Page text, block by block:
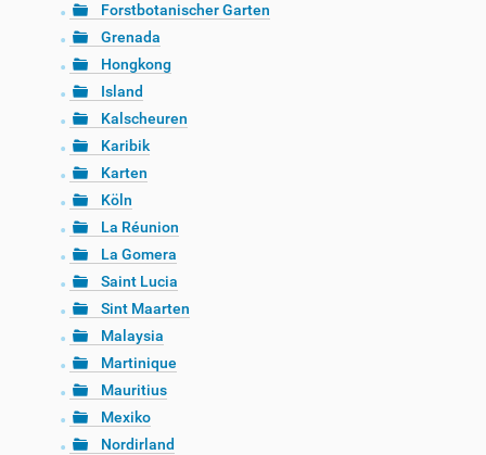
Forstbotanischer Garten
Grenada
Hongkong
Island
Kalscheuren
Karibik
Karten
Köln
La Réunion
La Gomera
Saint Lucia
Sint Maarten
Malaysia
Martinique
Mauritius
Mexiko
Nordirland